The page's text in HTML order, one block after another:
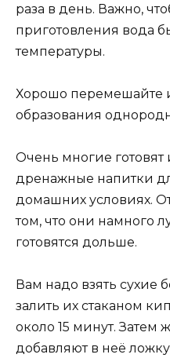
раза в день. Важно,
приготовления вода
температуры.
Хорошо перемешайте
образования
Очень многие
дренажные напитки
домашних условиях.
том, что они намного
готовятся дольше.
Вам надо взять сухие
залить их стаканом
около 15 минут.
добавляют в неё